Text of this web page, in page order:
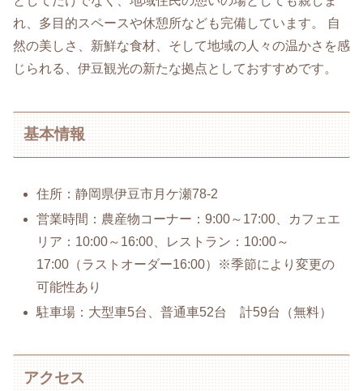
れ、多目的スペースや休憩所なども完備しています。 自
然の美しさ、新鮮な食材、そして地域の人々の温かさを感
じられる、伊豆観光の新たな拠点としておすすめです。
基本情報
住所：静岡県伊豆市月ケ瀬78-2
営業時間：農産物コーナー：9:00～17:00、カフェエ
リア：10:00～16:00、レストラン：10:00～
17:00（ラストオーダー16:00）※季節により変更の
可能性あり
駐車場：大型車5台、普通車52台 計59台（無料）
アクセス